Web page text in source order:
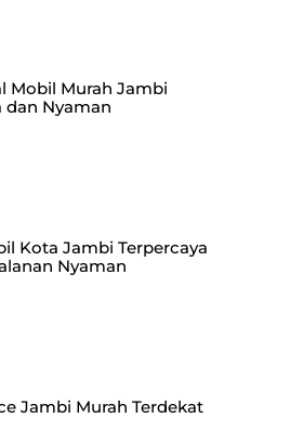
Mobil Murah Jambi
dan Nyaman
Kota Jambi Terpercaya
Nyaman
Jambi Murah Terdekat